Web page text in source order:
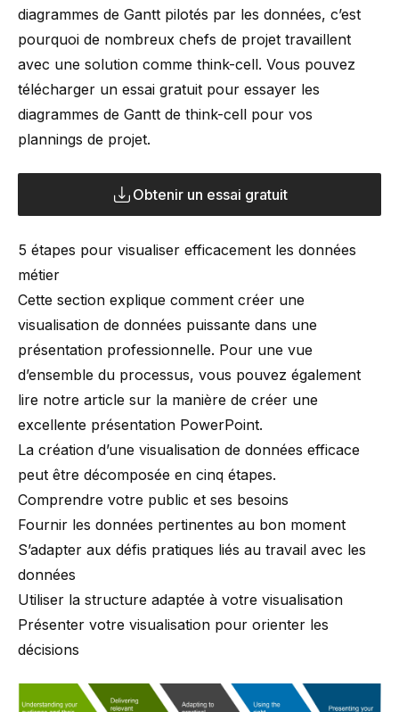
diagrammes de Gantt pilotés par les données, c’est
pourquoi de nombreux chefs de projet travaillent
avec une solution comme think-cell. Vous pouvez
télécharger un essai gratuit pour essayer les
diagrammes de Gantt de think-cell pour vos
plannings de projet.
Obtenir un essai gratuit
5 étapes pour visualiser efficacement les données
métier
Cette section explique comment créer une
visualisation de données puissante dans une
présentation professionnelle. Pour une vue
d’ensemble du processus, vous pouvez également
lire notre article sur la manière de créer une
excellente présentation PowerPoint.
La création d’une visualisation de données efficace
peut être décomposée en cinq étapes.
Comprendre votre public et ses besoins
Fournir les données pertinentes au bon moment
S’adapter aux défis pratiques liés au travail avec les
données
Utiliser la structure adaptée à votre visualisation
Présenter votre visualisation pour orienter les
décisions